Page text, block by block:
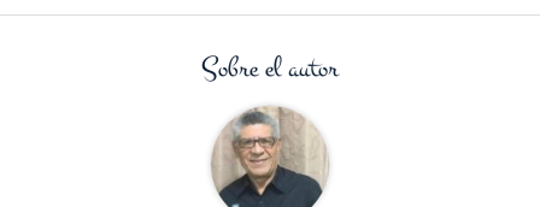
Sobre el autor